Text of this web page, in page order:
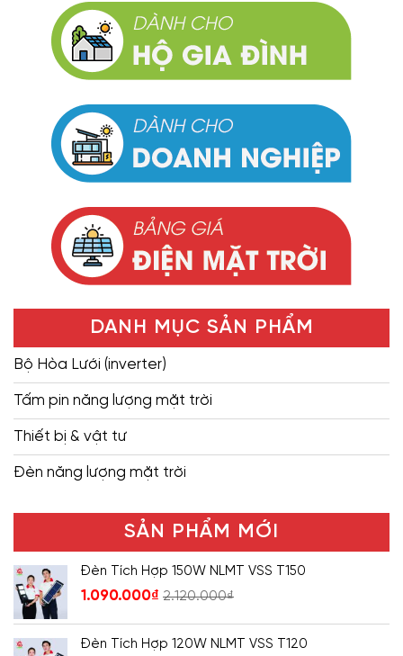
DANH MỤC SẢN PHẨM
Bộ Hòa Lưới (inverter)
Tấm pin năng lượng mặt trời
Thiết bị & vật tư
Đèn năng lượng mặt trời
SẢN PHẨM MỚI
Đèn Tích Hợp 150W NLMT VSS T150
1.090.000₫ 2.120.000₫
Đèn Tích Hợp 120W NLMT VSS T120